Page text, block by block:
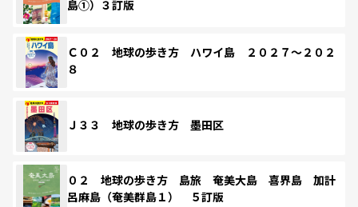
島①）３訂版
Ｃ０２ 地球の歩き方 ハワイ島 ２０２７～２０２
８
Ｊ３３ 地球の歩き方 墨田区
０２ 地球の歩き方 島旅 奄美大島 喜界島 加計
呂麻島（奄美群島１） ５訂版